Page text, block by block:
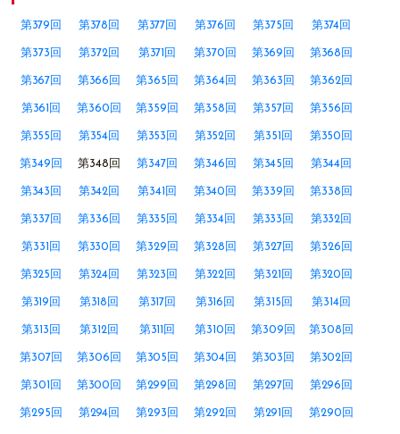
第379回 第378回 第377回 第376回 第375回 第374回
第373回 第372回 第371回 第370回 第369回 第368回
第367回 第366回 第365回 第364回 第363回 第362回
第361回 第360回 第359回 第358回 第357回 第356回
第355回 第354回 第353回 第352回 第351回 第350回
第349回 第348回 第347回 第346回 第345回 第344回
第343回 第342回 第341回 第340回 第339回 第338回
第337回 第336回 第335回 第334回 第333回 第332回
第331回 第330回 第329回 第328回 第327回 第326回
第325回 第324回 第323回 第322回 第321回 第320回
第319回 第318回 第317回 第316回 第315回 第314回
第313回 第312回 第311回 第310回 第309回 第308回
第307回 第306回 第305回 第304回 第303回 第302回
第301回 第300回 第299回 第298回 第297回 第296回
第295回 第294回 第293回 第292回 第291回 第290回